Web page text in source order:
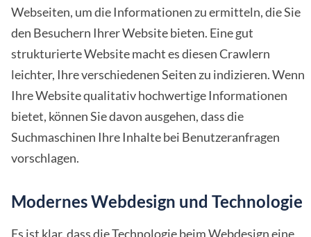
Webseiten, um die Informationen zu ermitteln, die Sie
den Besuchern Ihrer Website bieten. Eine gut
strukturierte Website macht es diesen Crawlern
leichter, Ihre verschiedenen Seiten zu indizieren. Wenn
Ihre Website qualitativ hochwertige Informationen
bietet, können Sie davon ausgehen, dass die
Suchmaschinen Ihre Inhalte bei Benutzeranfragen
vorschlagen.
Modernes Webdesign und Technologie
Es ist klar, dass die Technologie beim Webdesign eine